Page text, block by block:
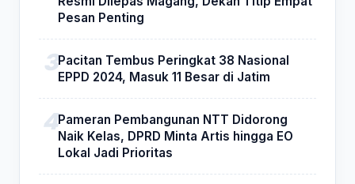
Pesan Penting
Pacitan Tembus Peringkat 38 Nasional
EPPD 2024, Masuk 11 Besar di Jatim
Pameran Pembangunan NTT Didorong
Naik Kelas, DPRD Minta Artis hingga EO
Lokal Jadi Prioritas